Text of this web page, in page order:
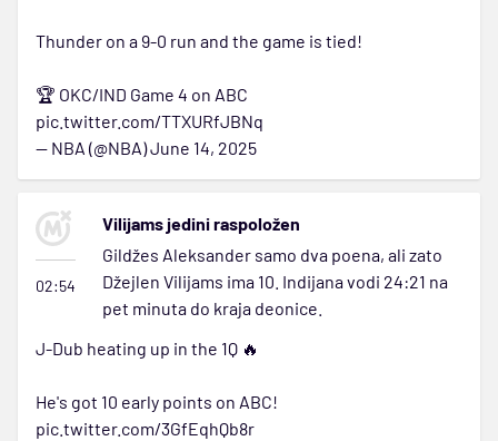
Thunder on a 9-0 run and the game is tied!
🏆 OKC/IND Game 4 on ABC
pic.twitter.com/TTXURfJBNq
— NBA (@NBA)June 14, 2025
02:54
Vilijams jedini raspoložen
Gildžes Aleksander samo dva poena, ali zato
Džejlen Vilijams ima 10. Indijana vodi 24:21 na
pet minuta do kraja deonice.
J-Dub heating up in the 1Q 🔥
He's got 10 early points on ABC!
pic.twitter.com/3GfEqhQb8r